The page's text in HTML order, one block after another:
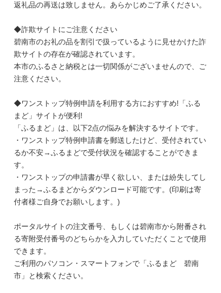
返礼品の再送は致しません。あらかじめご了承ください。
◆詐欺サイトにご注意ください
碧南市のお礼の品を割引で扱っているように見せかけた詐
欺サイトの存在が確認されています。
本市のふるさと納税とは一切関係がございませんので、ご
注意ください。
◆ワンストップ特例申請を利用する方におすすめ!「ふる
まど」サイトが便利!
「ふるまど」は、以下2点の悩みを解決するサイトです。
・ワンストップ特例申請書を郵送したけど、受付されてい
るか不安→ふるまどで受付状況を確認することができま
す。
・ワンストップの申請書が早く欲しい、または紛失してし
まった→ふるまどからダウンロード可能です。(印刷は寄
付者様ご自身でお願いします。)
ポータルサイトの注文番号、もしくは碧南市から附番され
る寄附受付番号のどちらかを入力していただくことで使用
できます。
ご利用のパソコン・スマートフォンで「ふるまど 碧南
市」と検索ください。